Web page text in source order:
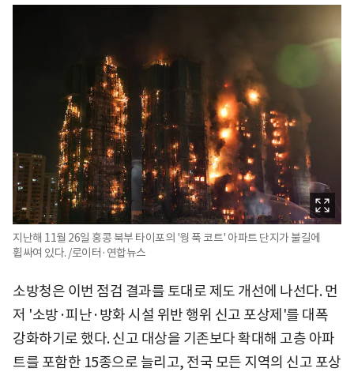
지난해 11월 26일 홍콩 북부 타이포의 '웡 푹 코트' 아파트 단지가 불길에
휩싸여 있다. /로이터·연합뉴스
소방청은 이번 점검 결과를 토대로 제도 개선에 나선다. 먼
저 '소방·피난·방화 시설 위반 행위 신고 포상제'를 대폭
강화하기로 했다. 신고 대상을 기존보다 확대해 고층 아파
트를 포함한 15종으로 늘리고, 전국 모든 지역의 신고 포상